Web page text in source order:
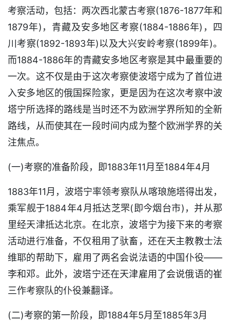
考察活动，包括：两次西北蒙古考察(1876-1877年和
1879年)，青藏及安多地区考察(1884-1886年)，四
川考察(1892-1893年)以及大兴安岭考察(1899年)。
而1884-1886年的青藏安多地区考察是其中最重要的
一次。这不仅是由于这次考察使波塔宁成为了首位进
入安多地区的俄国探险家，更是因为在这次考察中波
塔宁所选择的路线是当时还不为欧洲学界所知的全新
路线，从而使其在一段时间内成为整个欧洲学界的关
注焦点。
(一)考察的准备阶段，即1883年11月至1884年4月
1883年11月，波塔宁率领考察队从喀琅施塔得出发，
乘军舰于1884年4月抵达芝罘(即今烟台市)，并从那
里经天津抵达北京。在北京，波塔宁为接下来的考察
活动进行准备，不仅租用了驮畜，还在天主教教士法
维耶的帮助下，雇用了两名会说法语的中国仆役——
李和邓。此外，波塔宁还在天津雇用了会说俄语的崔
三作考察队的仆役兼翻译。
(二)考察的第一阶段，即1884年5月至1885年3月